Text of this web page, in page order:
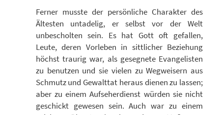
Ferner musste der persönliche Charakter des
Ältesten untadelig, er selbst vor der Welt
unbescholten sein. Es hat Gott oft gefallen,
Leute, deren Vorleben in sittlicher Beziehung
höchst traurig war, als gesegnete Evangelisten
zu benutzen und sie vielen zu Wegweisern aus
Schmutz und Gewalttat heraus dienen zu lassen;
aber zu einem Aufseherdienst würden sie nicht
geschickt gewesen sein. Auch war zu einem